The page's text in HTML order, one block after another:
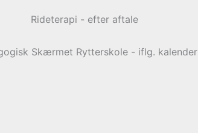
Rideterapi - efter aftale
Skærmet Rytterskole - iflg. kalender